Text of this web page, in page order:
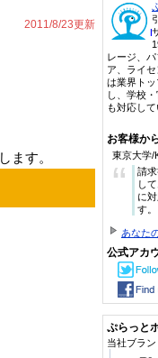
2011/8/23更新
ます。
レージ、
ア、ライ
は業界ト
し、学校
も対応して
お客様か
東京大学/
“
請
し
に
す。
あなた
公式アカ
ぷらっと
当社ブラ